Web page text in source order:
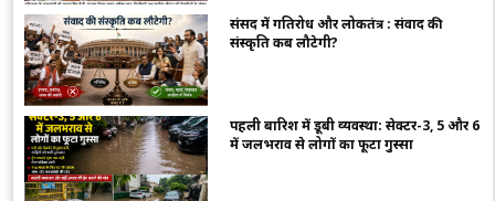
संसद में गतिरोध और लोकतंत्र : संवाद की
संस्कृति कब लौटेगी?
पहली बारिश में डूबी व्यवस्था: सेक्टर-3, 5 और 6
में जलभराव से लोगों का फूटा गुस्सा